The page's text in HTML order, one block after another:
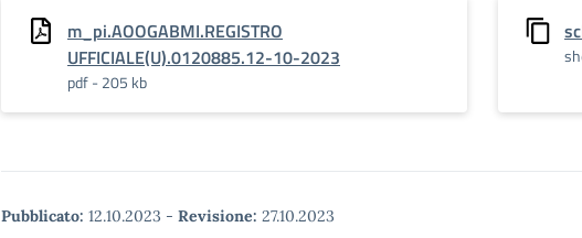
m_pi.AOOGABMI.REGISTRO
UFFICIALE(U).0120885.12-10-2023
pdf - 205 kb
Pubblicato: 12.10.2023 - Revisione: 27.10.2023